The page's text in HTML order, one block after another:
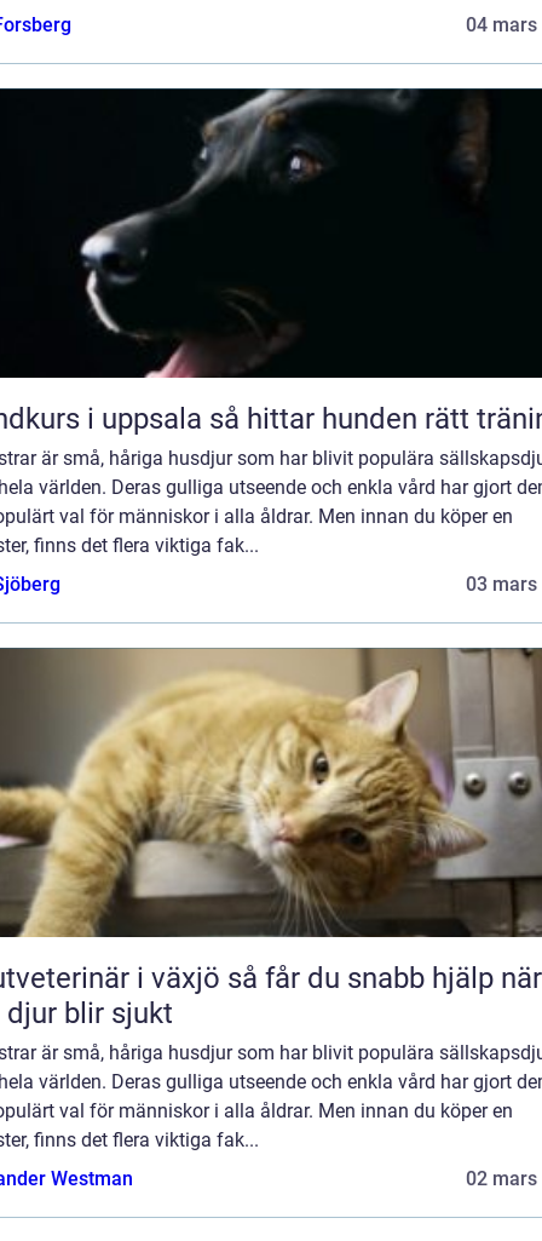
04 mars
Hundkurs i uppsala så hittar hunden rätt
är små, håriga husdjur som har blivit populära
världen. Deras gulliga utseende och enkla vård har gjort
val för människor i alla åldrar. Men innan du köper en
finns det flera viktiga fak...
03 mars
i växjö så får du snabb hjälp när
blir sjukt
är små, håriga husdjur som har blivit populära
världen. Deras gulliga utseende och enkla vård har gjort
val för människor i alla åldrar. Men innan du köper en
finns det flera viktiga fak...
Westman
02 mars